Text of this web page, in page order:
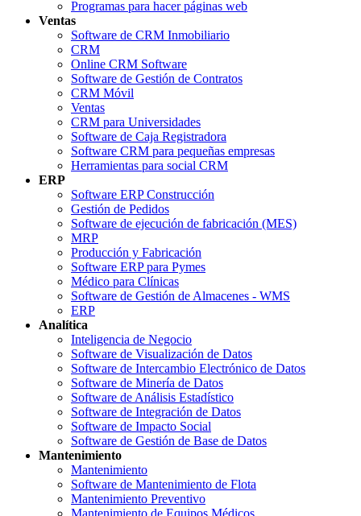
Programas para hacer páginas web
Ventas
Software de CRM Inmobiliario
CRM
Online CRM Software
Software de Gestión de Contratos
CRM Móvil
Ventas
CRM para Universidades
Software de Caja Registradora
Software CRM para pequeñas empresas
Herramientas para social CRM
ERP
Software ERP Construcción
Gestión de Pedidos
Software de ejecución de fabricación (MES)
MRP
Producción y Fabricación
Software ERP para Pymes
Médico para Clínicas
Software de Gestión de Almacenes - WMS
ERP
Analítica
Inteligencia de Negocio
Software de Visualización de Datos
Software de Intercambio Electrónico de Datos
Software de Minería de Datos
Software de Análisis Estadístico
Software de Integración de Datos
Software de Impacto Social
Software de Gestión de Base de Datos
Mantenimiento
Mantenimiento
Software de Mantenimiento de Flota
Mantenimiento Preventivo
Mantenimiento de Equipos Médicos